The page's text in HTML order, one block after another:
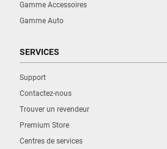
Gamme Accessoires
Gamme Auto
SERVICES
Support
Contactez-nous
Trouver un revendeur
Premium Store
Centres de services